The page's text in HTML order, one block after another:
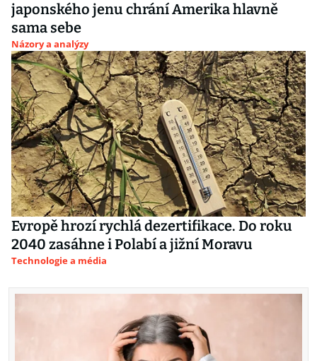
japonského jenu chrání Amerika hlavně
sama sebe
Názory a analýzy
Evropě hrozí rychlá dezertifikace. Do roku
2040 zasáhne i Polabí a jižní Moravu
Technologie a média